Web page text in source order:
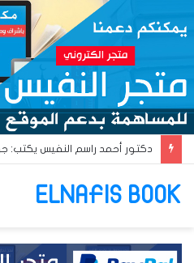
ELNAFIS BOOK